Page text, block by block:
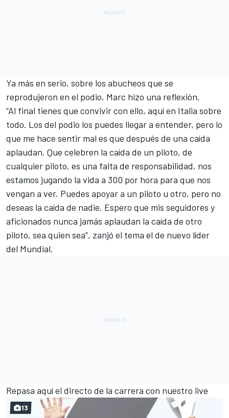
Ya más en serio, sobre los abucheos que se
reprodujeron en el podio, Marc hizo una reflexión.
“Al final tienes que convivir con ello, aquí en Italia sobre
todo. Los del podio los puedes llegar a entender, pero lo
que me hace sentir mal es que después de una caída
aplaudan. Que celebren la caída de un piloto, de
cualquier piloto, es una falta de responsabilidad, nos
estamos jugando la vida a 300 por hora para que nos
vengan a ver. Puedes apoyar a un piloto u otro, pero no
deseas la caída de nadie. Espero que mis seguidores y
aficionados nunca jamás aplaudan la caída de otro
piloto, sea quien sea”, zanjó el tema el de nuevo líder
del Mundial.
Repasa aquí el directo de la carrera con nuestro live
13